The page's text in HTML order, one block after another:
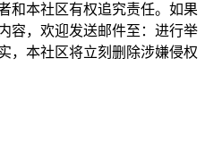
和本社区有权追究责任。如果
容，欢迎发送邮件至：进行举
，本社区将立刻删除涉嫌侵权